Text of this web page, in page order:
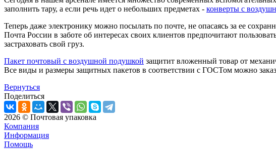
заполнить тару, а если речь идет о небольших предметах - конверты с
Теперь даже электронику можно посылать по почте, не опасаясь за ее
Почта России в заботе об интересах своих клиентов предпочитают
застраховать свой груз.
Пакет почтовый с воздушной подушкой защитит вложенный товар от
Все виды и размеры защитных пакетов в соответствии с ГОСТом можно
Вернуться
Поделиться
2026 © Почтовая упаковка
Компания
Информация
Помощь